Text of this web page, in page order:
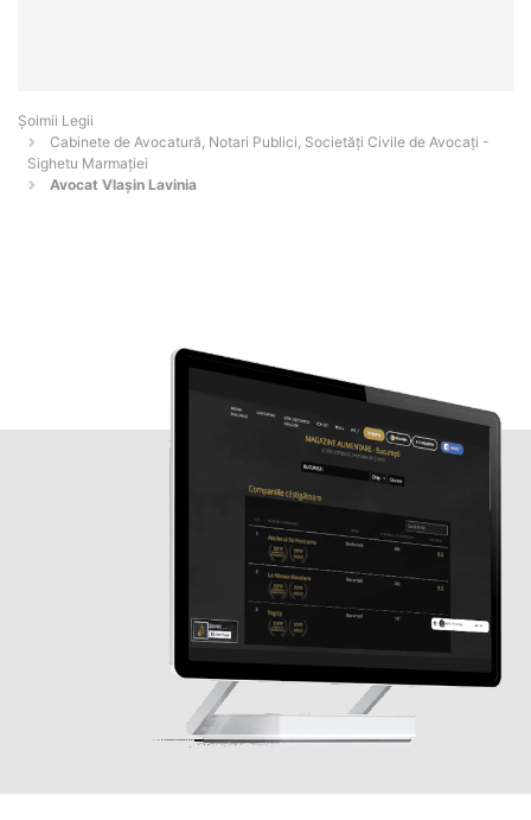
Șoimii Legii
Cabinete de Avocatură, Notari Publici, Societăți Civile de Avocați -
Sighetu Marmaţiei
Avocat Vlașin Lavinia